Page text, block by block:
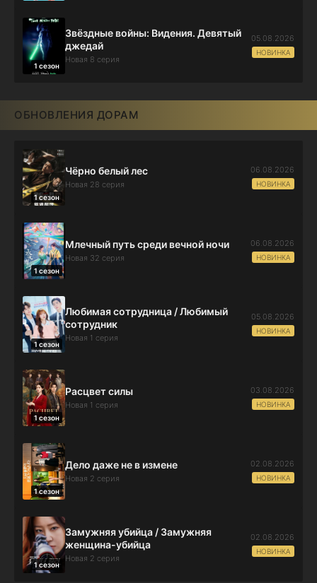
1 сезон
Звёздные войны: Видения. Девятый
джедай
Новая 8 серия
05.08.2026
НОВИНКА
ОБНОВЛЕНИЯ ДОРАМ
1 сезон
Чёрно белый лес
Новая 28 серия
06.08.2026
НОВИНКА
1 сезон
Млечный путь среди вечной ночи
Новая 32 серия
06.08.2026
НОВИНКА
1 сезон
Любимая сотрудница / Любимый
сотрудник
Новая 1 серия
05.08.2026
НОВИНКА
1 сезон
Расцвет силы
Новая 1 серия
03.08.2026
НОВИНКА
1 сезон
Дело даже не в измене
Новая 2 серия
02.08.2026
НОВИНКА
1 сезон
Замужняя убийца / Замужняя
женщина-убийца
Новая 2 серия
02.08.2026
НОВИНКА